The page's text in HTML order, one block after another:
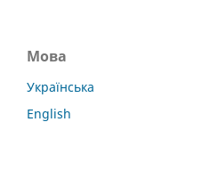
Мова
Українська
English